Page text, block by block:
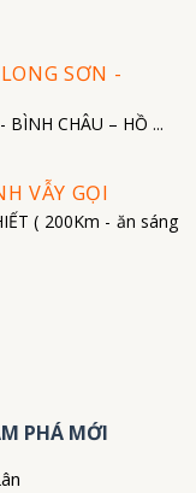
SƠN -
BÌNH CHÂU – HỒ ...
VẪY GỌI
( 200Km - ăn sáng
PHÁ MỚI